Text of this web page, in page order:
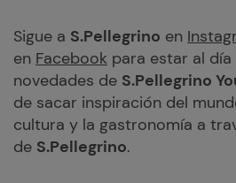
Sigue a S.Pellegrino en
en Facebook para estar al
novedades de S.Pellegrino
de sacar inspiración del
cultura y la gastronomía a
de S.Pellegrino.